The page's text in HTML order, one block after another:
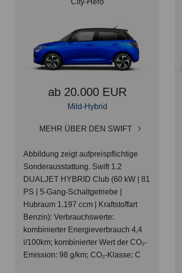
City-Hero
ab 20.000 EUR
Mild-Hybrid
MEHR ÜBER DEN SWIFT
Abbildung zeigt aufpreispflichtige
Sonderausstattung. Swift 1.2
DUALJET HYBRID Club (60 kW | 81
PS | 5-Gang-Schaltgetriebe |
Hubraum 1.197 ccm | Kraftstoffart
Benzin): Verbrauchswerte:
kombinierter Energieverbrauch 4,4
l/100km; kombinierter Wert der CO₂-
Emission: 98 g/km; CO₂-Klasse: C